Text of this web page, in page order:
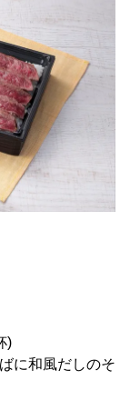
)
に和風だしのそ